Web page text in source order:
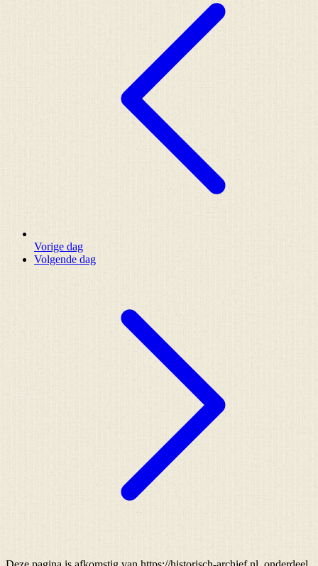
Vorige dag
Volgende dag